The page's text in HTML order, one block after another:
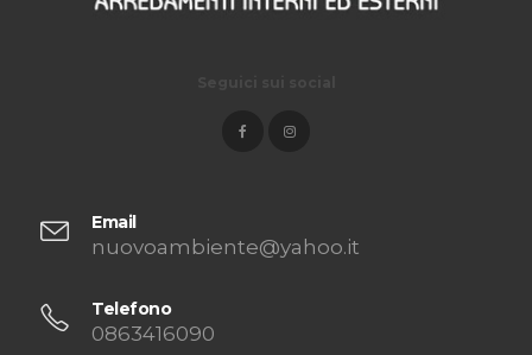
Email
nuovoambiente@yahoo.it
Telefono
0863416090